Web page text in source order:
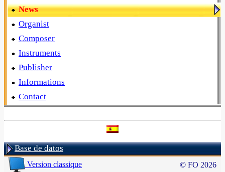
News
Organist
Composer
Instruments
Publisher
Informations
Contact
Base de datos
Version classique © FO 2026